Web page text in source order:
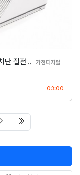
단 절전… 가전디지털
03:00
다음 페이지